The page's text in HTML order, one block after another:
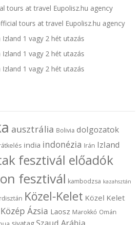
tours at travel Eupolisz.hu agency
tours at travel Eupolisz.hu agency
Izland 1 vagy 2 hét utazás
Izland 1 vagy 2 hét utazás
Izland 1 vagy 2 hét utazás
ausztrália Bolivia dolgozatok
india indonézia Irán Izland
fesztivál előadók
fesztivál kambodzsa kazahsztán
Közel-Kelet Közel Kelet
Közép Ázsia Laosz Marokkó Omán